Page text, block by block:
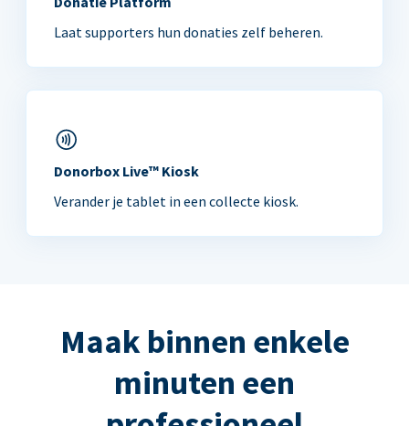
Laat supporters hun donaties zelf beheren.
Donorbox Live™ Kiosk
Verander je tablet in een collecte kiosk.
Maak binnen enkele
minuten een